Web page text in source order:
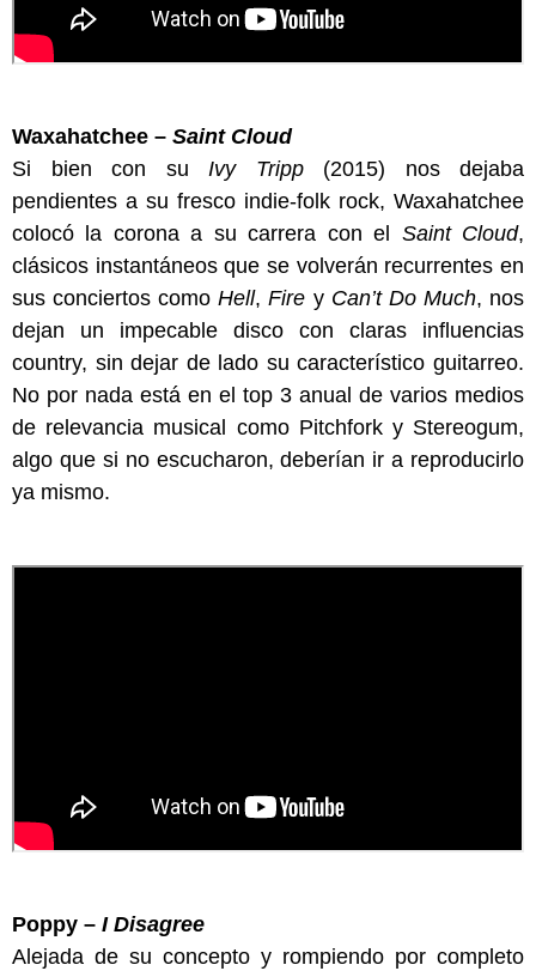
Waxahatchee – Saint Cloud
Si bien con su Ivy Tripp(2015) nos dejaba
pendientes a su fresco indie-folk rock, Waxahatchee
colocó la corona a su carrera con el Saint Cloud,
clásicos instantáneos que se volverán recurrentes en
sus conciertos comoHell,Fire y Can’t Do Much, nos
dejan un impecable disco con claras influencias
country, sin dejar de lado su característico guitarreo.
No por nada está en el top 3 anual de varios medios
de relevancia musical como Pitchfork y Stereogum,
algo que si no escucharon, deberían ir a reproducirlo
ya mismo.
Poppy – I Disagree
Alejada de su concepto y rompiendo por completo